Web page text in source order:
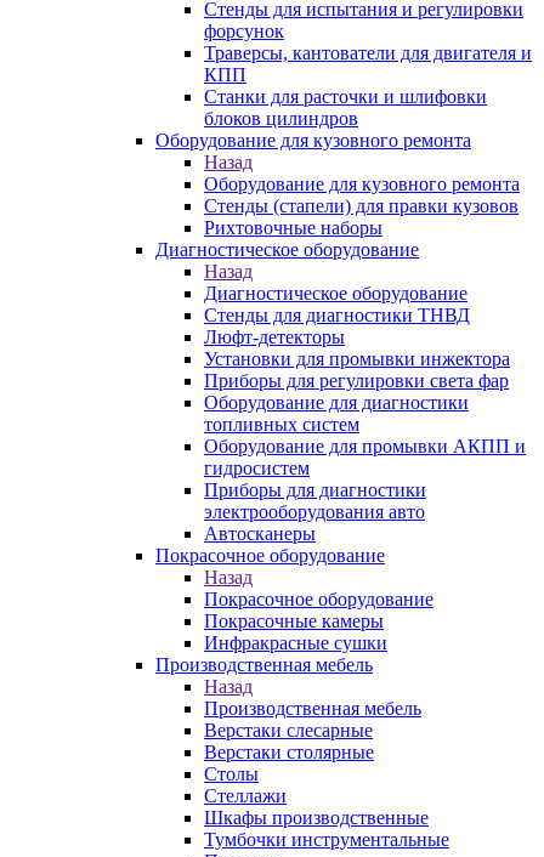
Стенды для испытания и регулировки
форсунок
Траверсы, кантователи для двигателя и
КПП
Станки для расточки и шлифовки
блоков цилиндров
Оборудование для кузовного ремонта
Назад
Оборудование для кузовного ремонта
Стенды (стапели) для правки кузовов
Рихтовочные наборы
Диагностическое оборудование
Назад
Диагностическое оборудование
Стенды для диагностики ТНВД
Люфт-детекторы
Установки для промывки инжектора
Приборы для регулировки света фар
Оборудование для диагностики
топливных систем
Оборудование для промывки АКПП и
гидросистем
Приборы для диагностики
электрооборудования авто
Автосканеры
Покрасочное оборудование
Назад
Покрасочное оборудование
Покрасочные камеры
Инфракрасные сушки
Производственная мебель
Назад
Производственная мебель
Верстаки слесарные
Верстаки столярные
Столы
Стеллажи
Шкафы производственные
Тумбочки инструментальные